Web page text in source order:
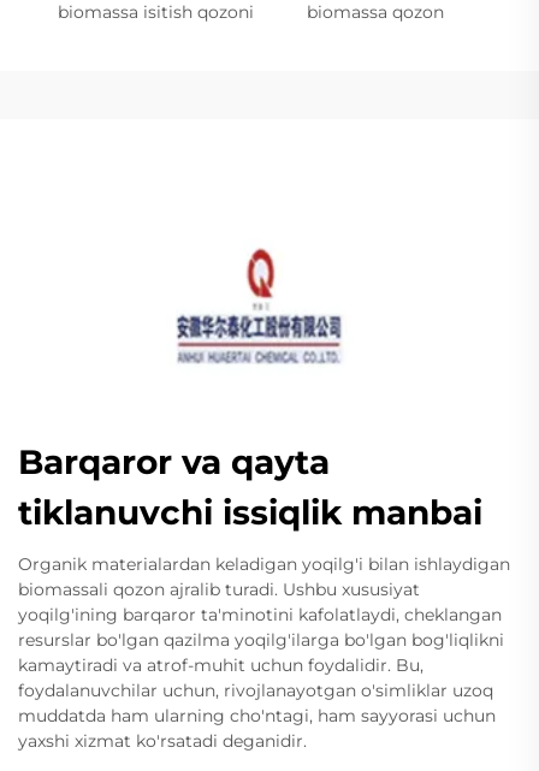
biomassa isitish qozoni biomassa qozon
Barqaror va qayta
tiklanuvchi issiqlik manbai
Organik materialardan keladigan yoqilg'i bilan ishlaydigan
biomassali qozon ajralib turadi. Ushbu xususiyat
yoqilg'ining barqaror ta'minotini kafolatlaydi, cheklangan
resurslar bo'lgan qazilma yoqilg'ilarga bo'lgan bog'liqlikni
kamaytiradi va atrof-muhit uchun foydalidir. Bu,
foydalanuvchilar uchun, rivojlanayotgan o'simliklar uzoq
muddatda ham ularning cho'ntagi, ham sayyorasi uchun
yaxshi xizmat ko'rsatadi deganidir.